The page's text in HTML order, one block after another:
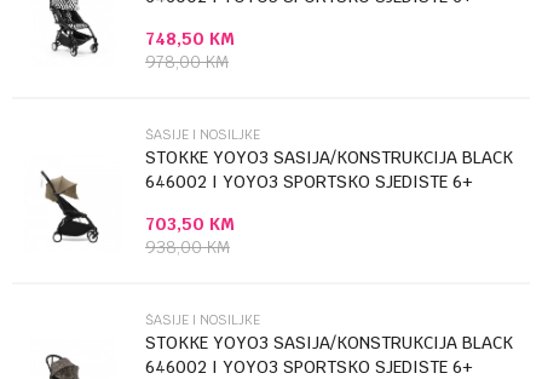
Poruka
Anti-spam zaštita - izračunajte koliko je 9 - 4 :
748,50 KM
978,00KM
ŠASIJE I NOSILJKE
STOKKE YOYO3 SASIJA/KONSTRUKCIJA BLACK
646002 I YOYO3 SPORTSKO SJEDISTE 6+
703,50 KM
938,00KM
ŠASIJE I NOSILJKE
STOKKE YOYO3 SASIJA/KONSTRUKCIJA BLACK
646002 I YOYO3 SPORTSKO SJEDISTE 6+